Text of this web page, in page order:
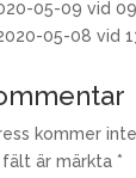
05-09 vid
05-08 vid
kommer
är märkta *